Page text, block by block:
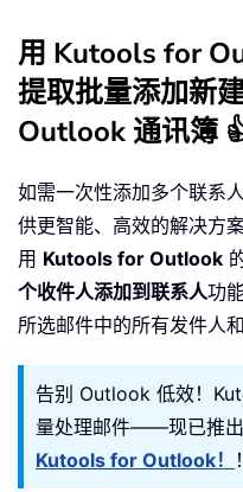
用 Kutools for
提取批量添加新
Outlook 通讯簿
如需一次性添加多个联系人
供更智能、高效的解决方
用 Kutools for Outlook
个收件人添加到联系人功
所选邮件中的所有发件人
告别 Outlook 低效！
量处理邮件——现已推出
Kutools for Outlook！
！